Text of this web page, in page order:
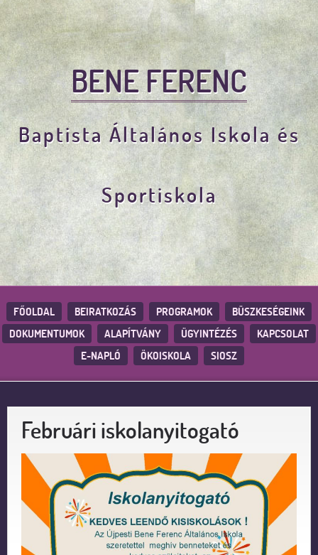
BENE FERENC
Baptista Általános Iskola és
Sportiskola
FŐOLDAL BEIRATKOZÁS PROGRAMOK
BÜSZKESÉGEINK
DOKUMENTUMOK
ALAPÍTVÁNY ÜGYINTÉZÉS
KAPCSOLAT
E-NAPLÓ
ÖKOISKOLA SIOSZ
Februári iskolanyitogató